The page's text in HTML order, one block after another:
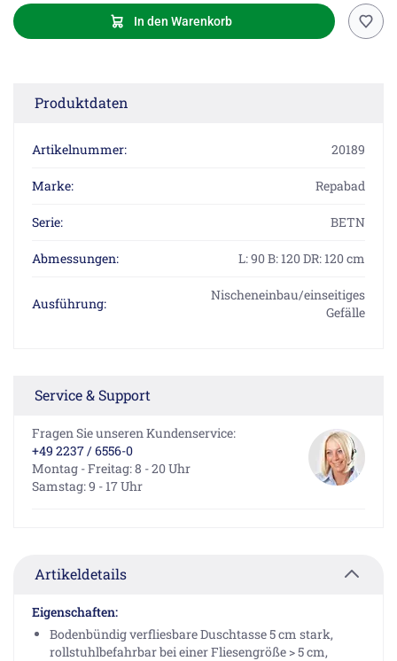
In den Warenkorb
Produktdaten
Artikelnummer: 20189
Marke: Repabad
Serie: BETN
Abmessungen: L: 90 B: 120 DR: 120 cm
Ausführung:
Nischeneinbau/einseitiges
Gefälle
Service & Support
Fragen Sie unseren Kundenservice:
+49 2237 / 6556-0
Montag - Freitag: 8 - 20 Uhr
Samstag: 9 - 17 Uhr
Artikeldetails
Eigenschaften:
Bodenbündig verfliesbare Duschtasse 5 cm stark,
rollstuhlbefahrbar bei einer Fliesengröße > 5 cm,